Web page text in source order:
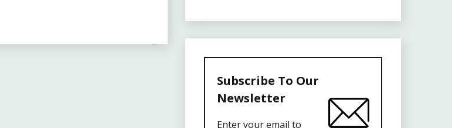
Subscribe To Our
Newsletter
Enter your email to